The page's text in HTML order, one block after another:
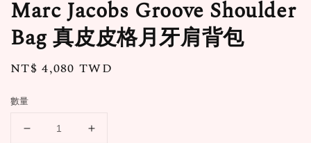
Marc Jacobs Groove Shoulder
Bag 真皮皮格月牙肩背包
Regular
NT$ 4,080 TWD
數量